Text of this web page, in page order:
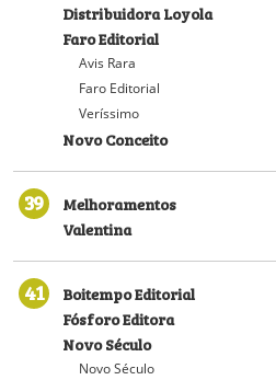
Distribuidora Loyola
Faro Editorial
Avis Rara
Faro Editorial
Veríssimo
Novo Conceito
39
Melhoramentos
Valentina
41
Boitempo Editorial
Fósforo Editora
Novo Século
Novo Século